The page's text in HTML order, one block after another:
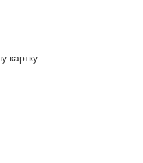
картку